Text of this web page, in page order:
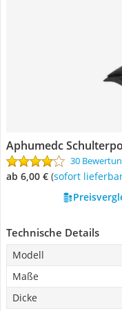
Aphumedc
30
ab 6,00 € ( Sofort
Technische Details
Modell
Maße
Dicke